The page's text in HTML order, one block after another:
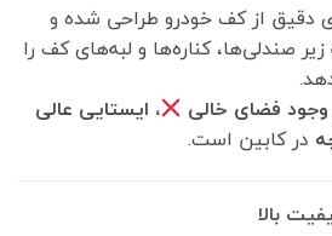
دقیق از کف خودرو طراحی شده و
صندلی‌ها، کناره‌ها و لبه‌های کف را
فضای خالی
، ایستایی عالی
در کابین است.
بالا